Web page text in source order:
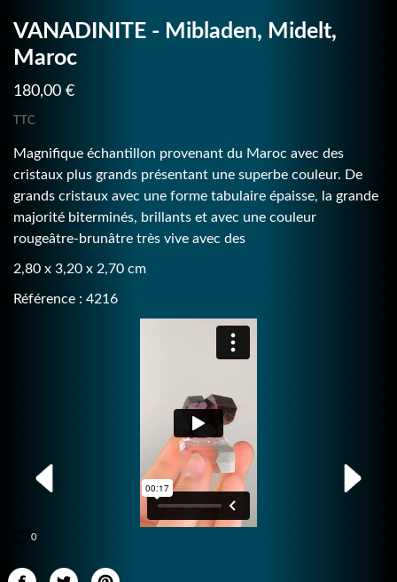
VANADINITE - Mibladen, Midelt,
Maroc
180,00 €
TTC
Magnifique échantillon provenant du Maroc avec des
cristaux plus grands présentant une superbe couleur. De
grands cristaux avec une forme tabulaire épaisse, la grande
majorité biterminés, brillants et avec une couleur
rougeâtre-brunâtre très vive avec des
2,80 x 3,20 x 2,70 cm
Référence : 4216
0